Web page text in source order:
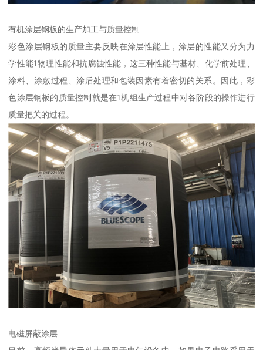
有机涂层钢板的生产加工与质量控制
彩色涂层钢板的质量主要反映在涂层性能上，涂层的性能又分为力
学性能1物理性能和抗腐蚀性能，这三种性能与基材、化学前处理、
涂料、涂敷过程、涂后处理和包装因素有着密切的关系。因此，彩
色涂层钢板的质量控制就是在1机组生产过程中对各阶段的操作进行
质量把关的过程。
电磁屏蔽涂层